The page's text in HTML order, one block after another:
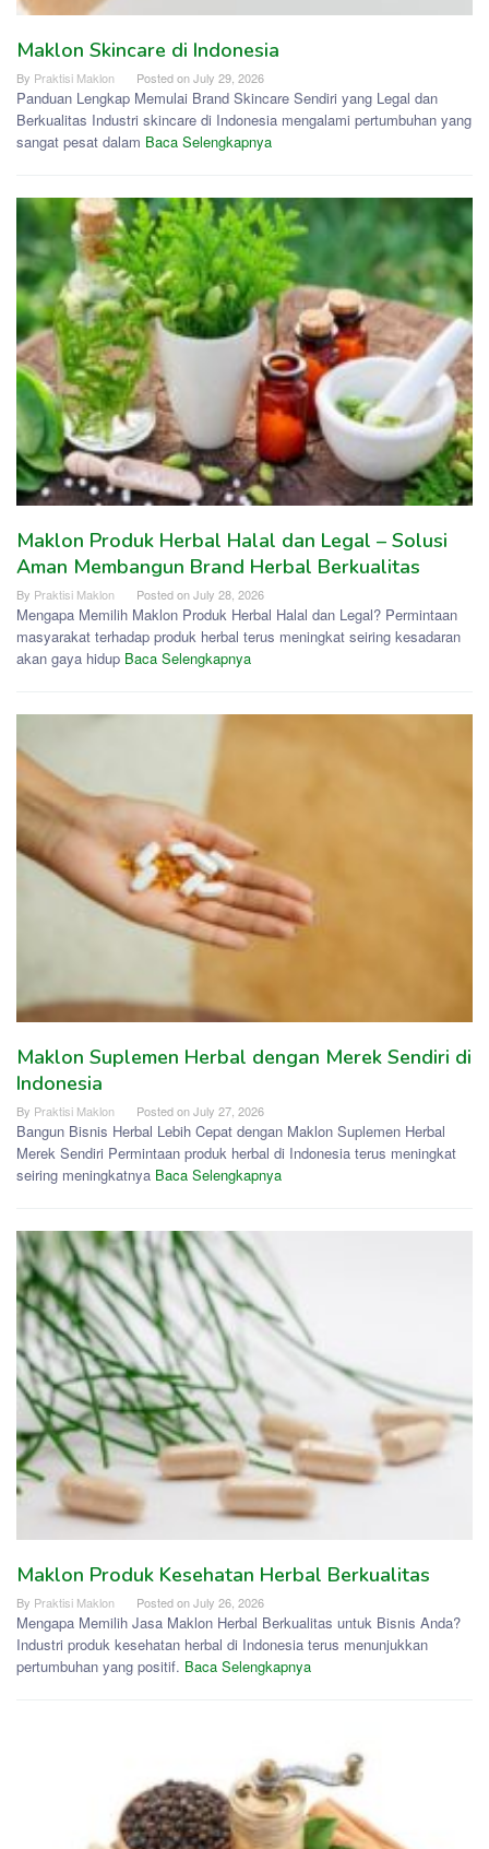
Maklon Skincare di Indonesia
By Praktisi Maklon Posted onJuly 29, 2026
Panduan Lengkap Memulai Brand Skincare Sendiri yang Legal dan
Berkualitas Industri skincare di Indonesia mengalami pertumbuhan yang
sangat pesat dalam Baca Selengkapnya
Maklon Produk Herbal Halal dan Legal – Solusi
Aman Membangun Brand Herbal Berkualitas
By Praktisi Maklon Posted onJuly 28, 2026
Mengapa Memilih Maklon Produk Herbal Halal dan Legal? Permintaan
masyarakat terhadap produk herbal terus meningkat seiring kesadaran
akan gaya hidup Baca Selengkapnya
Maklon Suplemen Herbal dengan Merek Sendiri di
Indonesia
By Praktisi Maklon Posted onJuly 27, 2026
Bangun Bisnis Herbal Lebih Cepat dengan Maklon Suplemen Herbal
Merek Sendiri Permintaan produk herbal di Indonesia terus meningkat
seiring meningkatnya Baca Selengkapnya
Maklon Produk Kesehatan Herbal Berkualitas
By Praktisi Maklon Posted onJuly 26, 2026
Mengapa Memilih Jasa Maklon Herbal Berkualitas untuk Bisnis Anda?
Industri produk kesehatan herbal di Indonesia terus menunjukkan
pertumbuhan yang positif. Baca Selengkapnya